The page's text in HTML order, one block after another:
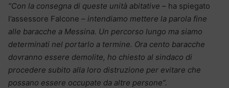
“Con la consegna di queste unità abitative – ha spiegato
l’assessore Falcone – intendiamo mettere la parola fine
alle baracche a Messina. Un percorso lungo ma siamo
determinati nel portarlo a termine. Ora cento baracche
dovranno essere demolite, ho chiesto al sindaco di
procedere subito alla loro distruzione per evitare che
possano essere occupate da altre persone”.